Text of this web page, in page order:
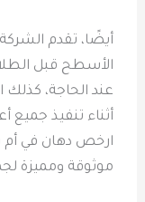
أيضًا، تقدم
الأسطح قبل
عند الحاجة، كذلك
أثناء تنفيذ جميع
ارخص دهان في أم
موثوقة ومميزة